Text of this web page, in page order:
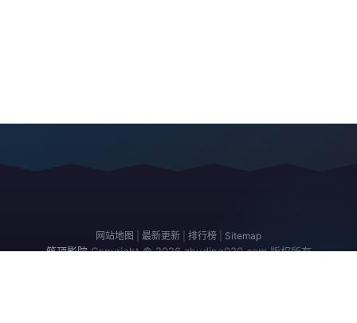
网站地图 最新更新 排行榜 Sitemap
筑顶影院 Copyright © 2026 zhuding020.com 版权所有